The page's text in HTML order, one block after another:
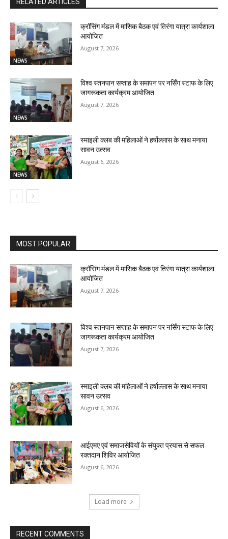
NEWS
क्रॉसिंग मंडल में मासिक बैठक एवं तिरंगा यात्रा कार्यशाला
आयोजित
August 7, 2026
NEWS
विश्व स्तनपान सप्ताह के समापन पर नर्सिंग स्टाफ के लिए
जागरूकता कार्यक्रम आयोजित
August 7, 2026
NEWS
स्माइली क्लब की महिलाओं ने हर्षोल्लास के साथ मनाया
सावन उत्सव
August 6, 2026
MOST POPULAR
क्रॉसिंग मंडल में मासिक बैठक एवं तिरंगा यात्रा कार्यशाला
आयोजित
August 7, 2026
विश्व स्तनपान सप्ताह के समापन पर नर्सिंग स्टाफ के लिए
जागरूकता कार्यक्रम आयोजित
August 7, 2026
स्माइली क्लब की महिलाओं ने हर्षोल्लास के साथ मनाया
सावन उत्सव
August 6, 2026
आईएमए एवं समाजसेवियों के संयुक्त प्रयास से सफल
रक्तदान शिविर आयोजित
August 6, 2026
Load more
RECENT COMMENTS